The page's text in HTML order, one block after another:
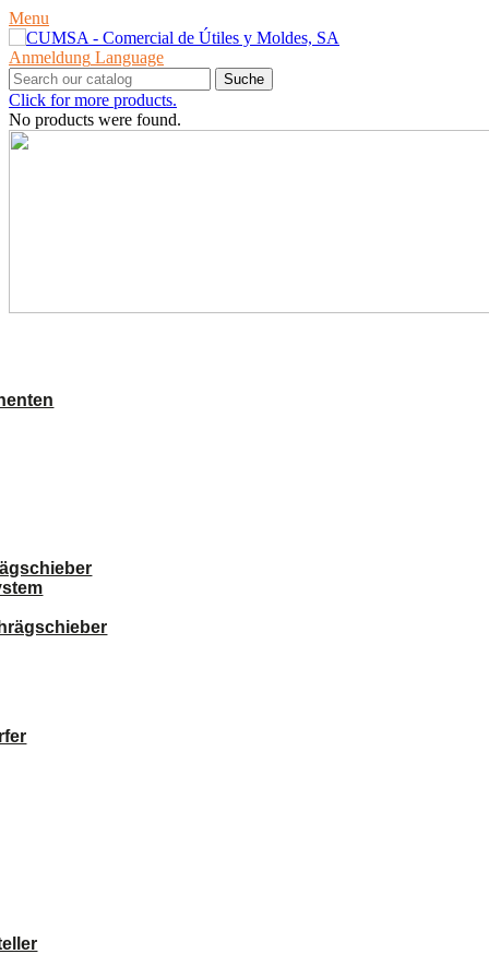
Menu
Anmeldung Language
Suche
Click for more products.
No products were found.